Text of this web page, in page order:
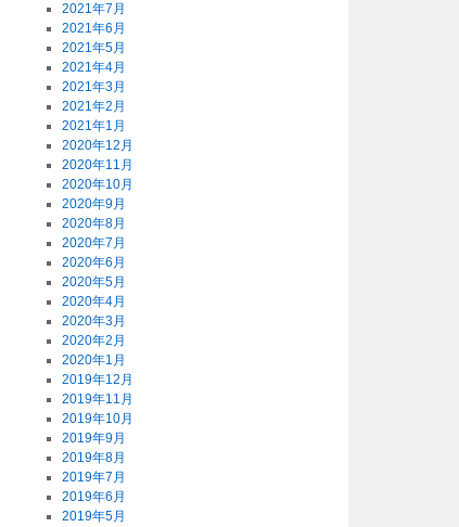
2021年7月
2021年6月
2021年5月
2021年4月
2021年3月
2021年2月
2021年1月
2020年12月
2020年11月
2020年10月
2020年9月
2020年8月
2020年7月
2020年6月
2020年5月
2020年4月
2020年3月
2020年2月
2020年1月
2019年12月
2019年11月
2019年10月
2019年9月
2019年8月
2019年7月
2019年6月
2019年5月